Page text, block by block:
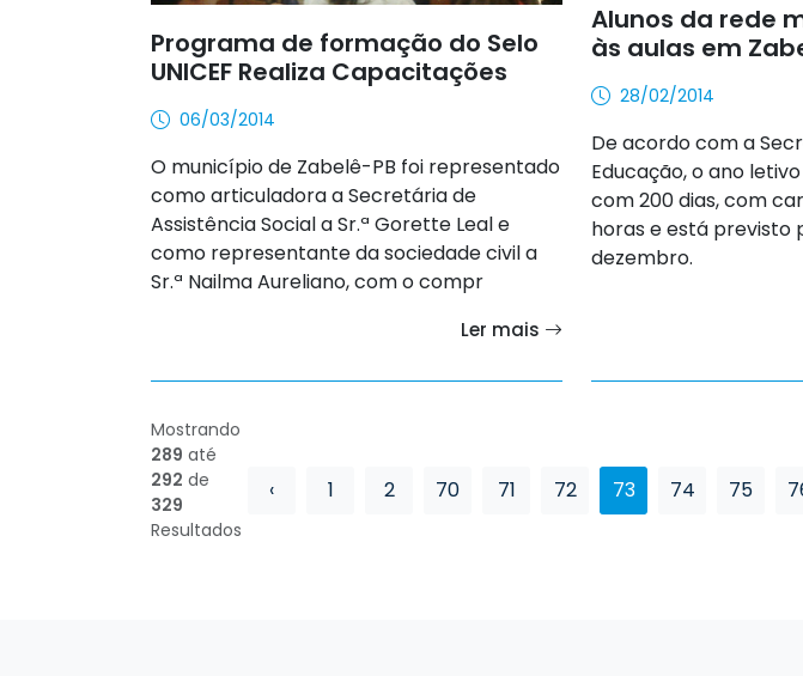
Programa de formação do Selo
UNICEF Realiza Capacitações
06/03/2014
O município de Zabelê-PB foi representado
como articuladora a Secretária de
Assistência Social a Sr.ª Gorette Leal e
como representante da sociedade civil a
Sr.ª Nailma Aureliano, com o compr
Ler mais
Alunos da rede
às aulas em
28/02/2014
De acordo com a
Educação, o ano
com 200 dias, com
horas e está previsto
dezembro.
Mostrando
289 até
292 de
329
Resultados
‹ 1 2 70 71 72 73 74 75